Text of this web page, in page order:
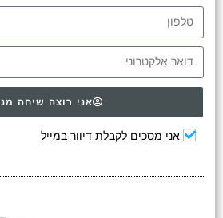
אני מסכים לקבלת דיוור במייל
אני רוצה שיחה